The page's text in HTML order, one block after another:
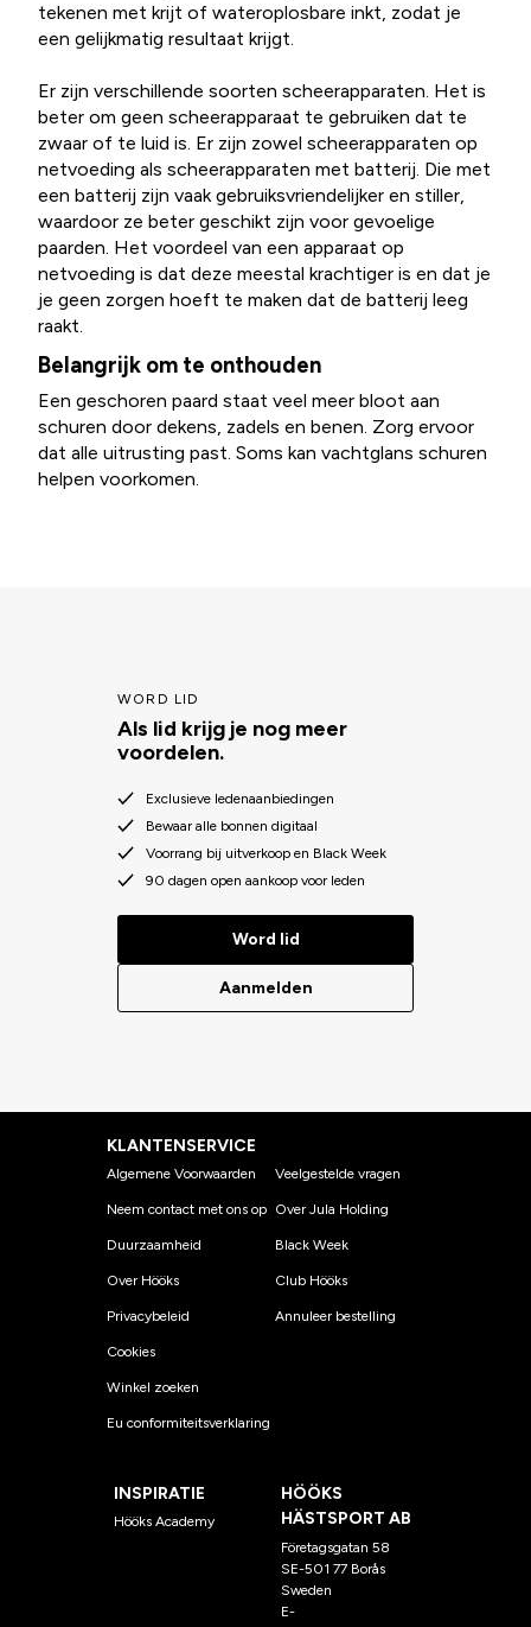
tekenen met krijt of wateroplosbare inkt, zodat je
een gelijkmatig resultaat krijgt.
Er zijn verschillende soorten scheerapparaten. Het is
beter om geen scheerapparaat te gebruiken dat te
zwaar of te luid is. Er zijn zowel scheerapparaten op
netvoeding als scheerapparaten met batterij. Die met
een batterij zijn vaak gebruiksvriendelijker en stiller,
waardoor ze beter geschikt zijn voor gevoelige
paarden. Het voordeel van een apparaat op
netvoeding is dat deze meestal krachtiger is en dat je
je geen zorgen hoeft te maken dat de batterij leeg
raakt.
Belangrijk om te onthouden
Een geschoren paard staat veel meer bloot aan
schuren door dekens, zadels en benen. Zorg ervoor
dat alle uitrusting past. Soms kan vachtglans schuren
helpen voorkomen.
WORD LID
Als lid krijg je nog meer
voordelen.
Exclusieve ledenaanbiedingen
Bewaar alle bonnen digitaal
Voorrang bij uitverkoop en Black Week
90 dagen open aankoop voor leden
Word lid
Aanmelden
KLANTENSERVICE
Algemene Voorwaarden
Neem contact met ons op
Duurzaamheid
Over Hööks
Privacybeleid
Cookies
Winkel zoeken
Eu conformiteitsverklaring
Veelgestelde vragen
Over Jula Holding
Black Week
Club Hööks
Annuleer bestelling
INSPIRATIE
Hööks Academy
HÖÖKS
HÄSTSPORT AB
Företagsgatan 58
SE-501 77 Borås
Sweden
E-